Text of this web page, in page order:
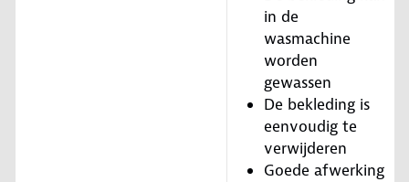
in de
wasmachine
worden
gewassen
De bekleding is
eenvoudig te
verwijderen
Goede afwerking